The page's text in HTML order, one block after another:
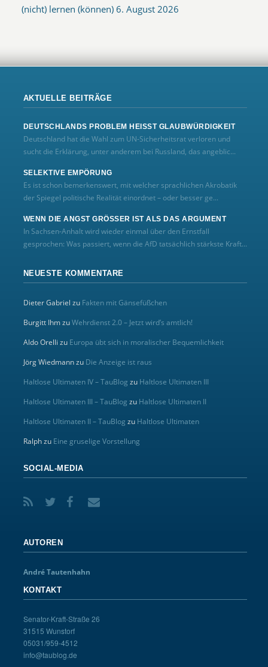
(nicht) lernen (können) 6. August 2026
AKTUELLE BEITRÄGE
DEUTSCHLANDS PROBLEM HEISST GLAUBWÜRDIGKEIT
Deutschland hat die Wahl zum UN‑Sicherheitsrat verloren und
sucht die Erklärung, unter anderem bei Russland, das angeblic...
SELEKTIVE EMPÖRUNG
Es ist schon bemerkenswert, mit welcher sprachlichen Akrobatik
der Spiegel politische Realität einordnet – oder besser ge...
WENN DIE ANGST GRÖSSER IST ALS DAS ARGUMENT
In Sachsen-Anhalt wird wieder einmal über den Ernstfall
gesprochen: Was passiert, wenn die AfD tatsächlich stärkste Kraft...
NEUESTE KOMMENTARE
Dieter Gabriel zu Fakten mit Gänsefüßchen
Burgitt IhmzuWehrdienst 2.0 – Jetzt wird’s amtlich!
Aldo Orelli zu Europa übt sich in moralischer Bequemlichkeit
Jörg Wiedmannzu Die Anzeige ist raus
Haltlose Ultimaten IV – TauBlog zu Haltlose Ultimaten III
Haltlose Ultimaten III – TauBlog zu Haltlose Ultimaten II
Haltlose Ultimaten II – TauBlog zu Haltlose Ultimaten
Ralphzu Eine gruselige Vorstellung
SOCIAL-MEDIA
AUTOREN
André Tautenhahn
KONTAKT
Senator-Kraft-Straße 26
31515 Wunstorf
05031/959-4512
info@taublog.de